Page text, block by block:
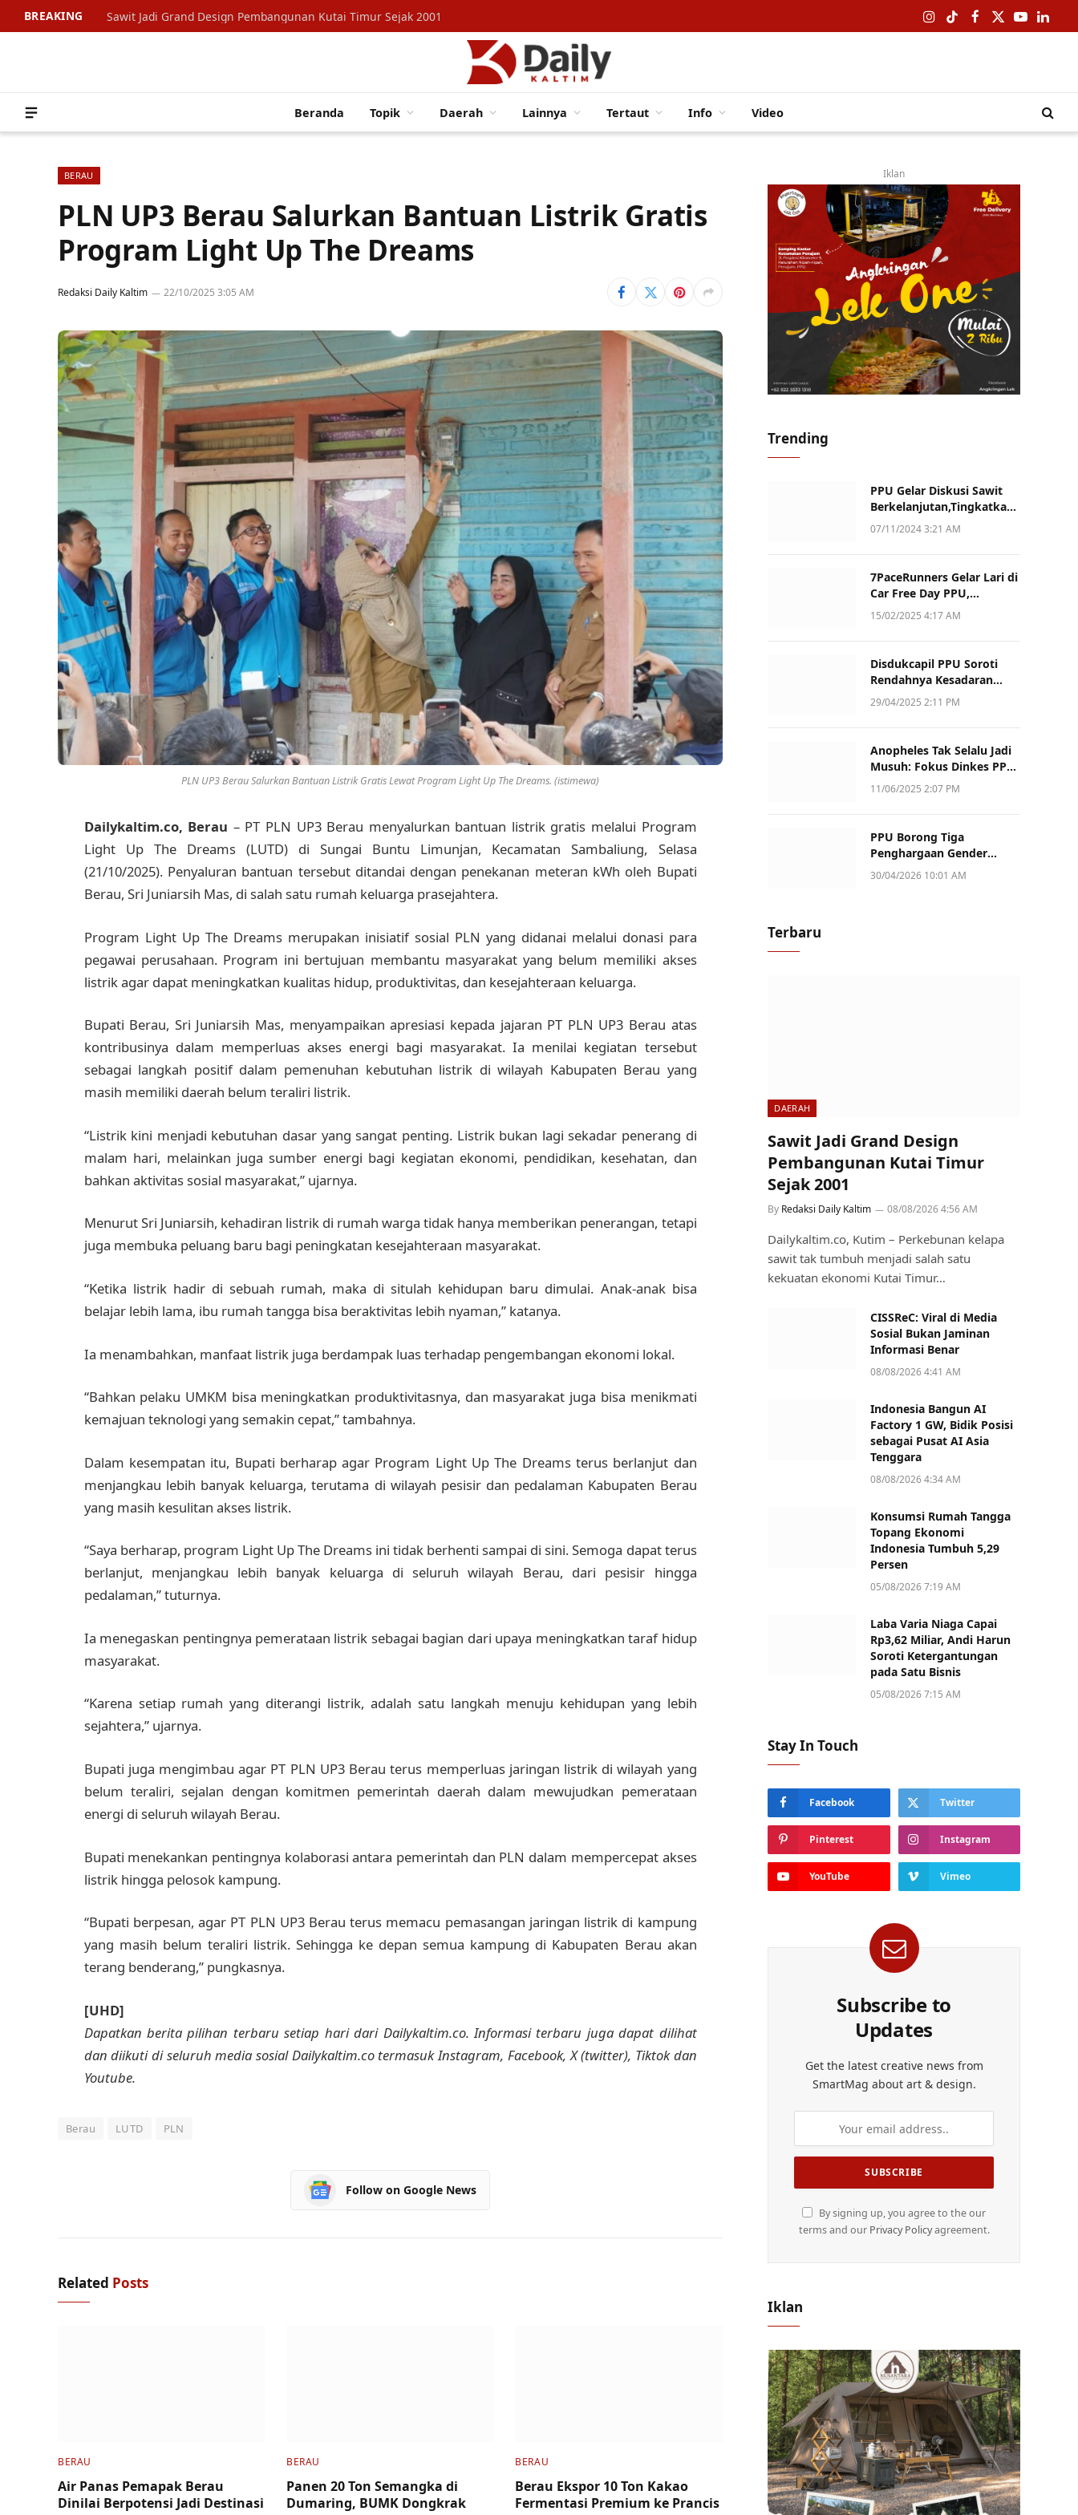
BREAKING Sawit Jadi Grand Design Pembangunan Kutai Timur Sejak 2001 Instagram
TikTokFacebook
X
YouTube
Beranda Topik Daerah Lainnya Tertaut Info Video
BERAU
PLN UP3 Berau Salurkan Bantuan Listrik Gratis
Program Light Up The Dreams
Redaksi Daily Kaltim 22/10/2025 3:05 AM
PLN UP3 Berau Salurkan Bantuan Listrik Gratis Lewat Program Light Up The Dreams. (istimewa)
Dailykaltim.co, Berau – PT PLN UP3 Berau menyalurkan bantuan listrik gratis melalui Program
Light Up The Dreams (LUTD) di Sungai Buntu Limunjan, Kecamatan Sambaliung, Selasa
(21/10/2025). Penyaluran bantuan tersebut ditandai dengan penekanan meteran kWh oleh Bupati
Berau, Sri Juniarsih Mas, di salah satu rumah keluarga prasejahtera.
Program Light Up The Dreams merupakan inisiatif sosial PLN yang didanai melalui donasi para
pegawai perusahaan. Program ini bertujuan membantu masyarakat yang belum memiliki akses
listrik agar dapat meningkatkan kualitas hidup, produktivitas, dan kesejahteraan keluarga.
Bupati Berau, Sri Juniarsih Mas, menyampaikan apresiasi kepada jajaran PT PLN UP3 Berau atas
kontribusinya dalam memperluas akses energi bagi masyarakat. Ia menilai kegiatan tersebut
sebagai langkah positif dalam pemenuhan kebutuhan listrik di wilayah Kabupaten Berau yang
masih memiliki daerah belum teraliri listrik.
“Listrik kini menjadi kebutuhan dasar yang sangat penting. Listrik bukan lagi sekadar penerang di
malam hari, melainkan juga sumber energi bagi kegiatan ekonomi, pendidikan, kesehatan, dan
bahkan aktivitas sosial masyarakat,” ujarnya.
Menurut Sri Juniarsih, kehadiran listrik di rumah warga tidak hanya memberikan penerangan, tetapi
juga membuka peluang baru bagi peningkatan kesejahteraan masyarakat.
“Ketika listrik hadir di sebuah rumah, maka di situlah kehidupan baru dimulai. Anak-anak bisa
belajar lebih lama, ibu rumah tangga bisa beraktivitas lebih nyaman,” katanya.
Ia menambahkan, manfaat listrik juga berdampak luas terhadap pengembangan ekonomi lokal.
“Bahkan pelaku UMKM bisa meningkatkan produktivitasnya, dan masyarakat juga bisa menikmati
kemajuan teknologi yang semakin cepat,” tambahnya.
Dalam kesempatan itu, Bupati berharap agar Program Light Up The Dreams terus berlanjut dan
menjangkau lebih banyak keluarga, terutama di wilayah pesisir dan pedalaman Kabupaten Berau
yang masih kesulitan akses listrik.
“Saya berharap, program Light Up The Dreams ini tidak berhenti sampai di sini. Semoga dapat terus
berlanjut, menjangkau lebih banyak keluarga di seluruh wilayah Berau, dari pesisir hingga
pedalaman,” tuturnya.
Ia menegaskan pentingnya pemerataan listrik sebagai bagian dari upaya meningkatkan taraf hidup
masyarakat.
“Karena setiap rumah yang diterangi listrik, adalah satu langkah menuju kehidupan yang lebih
sejahtera,” ujarnya.
Bupati juga mengimbau agar PT PLN UP3 Berau terus memperluas jaringan listrik di wilayah yang
belum teraliri, sejalan dengan komitmen pemerintah daerah dalam mewujudkan pemerataan
energi di seluruh wilayah Berau.
Bupati menekankan pentingnya kolaborasi antara pemerintah dan PLN dalam mempercepat akses
listrik hingga pelosok kampung.
“Bupati berpesan, agar PT PLN UP3 Berau terus memacu pemasangan jaringan listrik di kampung
yang masih belum teraliri listrik. Sehingga ke depan semua kampung di Kabupaten Berau akan
terang benderang,” pungkasnya.
[UHD]
Dapatkan berita pilihan terbaru setiap hari dari Dailykaltim.co. Informasi terbaru juga dapat dilihat
dan diikuti di seluruh media sosial Dailykaltim.co termasuk Instagram, Facebook, X (twitter), Tiktok dan
Youtube.
Berau LUTD PLN
Follow on Google News
Related Posts
BERAU
Air Panas Pemapak Berau
Dinilai Berpotensi Jadi Destinasi
BERAU
Panen 20 Ton Semangka di
Dumaring, BUMK Dongkrak
BERAU
Berau Ekspor 10 Ton Kakao
Fermentasi Premium ke Prancis
Iklan
Trending
PPU Gelar Diskusi Sawit
Berkelanjutan,Tingkatkan
Daya Saing dan Kualitas
07/11/2024 3:21 AM
7PaceRunners Gelar Lari di
Car Free Day PPU,
Kampanye Gaya Hidup
15/02/2025 4:17 AM
Disdukcapil PPU Soroti
Rendahnya Kesadaran
Warga Soal Pelaporan
29/04/2025 2:11 PM
Anopheles Tak Selalu Jadi
Musuh: Fokus Dinkes PPU
Kini ke Penularan Aktif di
11/06/2025 2:07 PM
PPU Borong Tiga
Penghargaan Gender
Champion Kaltim 2026,
30/04/2026 10:01 AM
Terbaru
DAERAH
Sawit Jadi Grand Design
Pembangunan Kutai Timur
Sejak 2001
By Redaksi Daily Kaltim 08/08/2026 4:56 AM
Dailykaltim.co, Kutim – Perkebunan kelapa
sawit tak tumbuh menjadi salah satu
kekuatan ekonomi Kutai Timur…
CISSReC: Viral di Media
Sosial Bukan Jaminan
Informasi Benar
08/08/2026 4:41 AM
Indonesia Bangun AI
Factory 1 GW, Bidik Posisi
sebagai Pusat AI Asia
Tenggara
08/08/2026 4:34 AM
Konsumsi Rumah Tangga
Topang Ekonomi
Indonesia Tumbuh 5,29
Persen
05/08/2026 7:19 AM
Laba Varia Niaga Capai
Rp3,62 Miliar, Andi Harun
Soroti Ketergantungan
pada Satu Bisnis
05/08/2026 7:15 AM
Stay In Touch
Facebook Twitter
Pinterest Instagram
YouTube Vimeo
Subscribe to
Updates
Get the latest creative news from
SmartMag about art & design.
By signing up, you agree to the our
terms and our Privacy Policyagreement.
Iklan